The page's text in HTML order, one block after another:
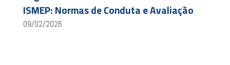
ISMEP: Normas de Conduta e Avaliação
09/02/2026